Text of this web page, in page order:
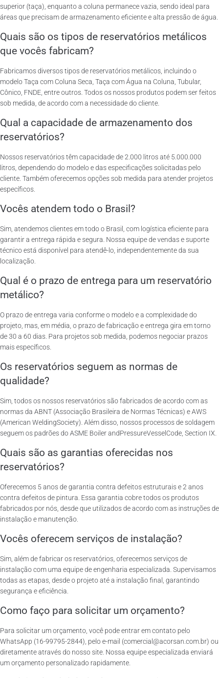
superior (taça), enquanto a coluna permanece vazia, sendo ideal para
áreas que precisam de armazenamento eficiente e alta pressão de água.
Quais são os tipos de reservatórios metálicos
que vocês fabricam?
Fabricamos diversos tipos de reservatórios metálicos, incluindo o
modelo Taça com Coluna Seca, Taça com Água na Coluna, Tubular,
Cônico, FNDE, entre outros. Todos os nossos produtos podem ser feitos
sob medida, de acordo com a necessidade do cliente.
Qual a capacidade de armazenamento dos
reservatórios?
Nossos reservatórios têm capacidade de 2.000 litros até 5.000.000
litros, dependendo do modelo e das especificações solicitadas pelo
cliente. Também oferecemos opções sob medida para atender projetos
específicos.
Vocês atendem todo o Brasil?
Sim, atendemos clientes em todo o Brasil, com logística eficiente para
garantir a entrega rápida e segura. Nossa equipe de vendas e suporte
técnico está disponível para atendê-lo, independentemente da sua
localização.
Qual é o prazo de entrega para um reservatório
metálico?
O prazo de entrega varia conforme o modelo e a complexidade do
projeto, mas, em média, o prazo de fabricação e entrega gira em torno
de 30 a 60 dias. Para projetos sob medida, podemos negociar prazos
mais específicos.
Os reservatórios seguem as normas de
qualidade?
Sim, todos os nossos reservatórios são fabricados de acordo com as
normas da ABNT (Associação Brasileira de Normas Técnicas) e AWS
(American WeldingSociety). Além disso, nossos processos de soldagem
seguem os padrões do ASME Boiler andPressureVesselCode, Section IX.
Quais são as garantias oferecidas nos
reservatórios?
Oferecemos 5 anos de garantia contra defeitos estruturais e 2 anos
contra defeitos de pintura. Essa garantia cobre todos os produtos
fabricados por nós, desde que utilizados de acordo com as instruções de
instalação e manutenção.
Vocês oferecem serviços de instalação?
Sim, além de fabricar os reservatórios, oferecemos serviços de
instalação com uma equipe de engenharia especializada. Supervisamos
todas as etapas, desde o projeto até a instalação final, garantindo
segurança e eficiência.
Como faço para solicitar um orçamento?
Para solicitar um orçamento, você pode entrar em contato pelo
WhatsApp (16-99795-2844), pelo e-mail (comercial@acorsan.com.br) ou
diretamente através do nosso site. Nossa equipe especializada enviará
um orçamento personalizado rapidamente.